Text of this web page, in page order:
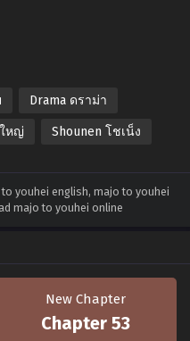
Drama ดราม่า
หญ่ Shounen โชเน็ง
youhei english, majo to youhei
majo to youhei online
New Chapter
Chapter 53